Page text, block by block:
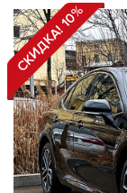
СКИДКА! 10%